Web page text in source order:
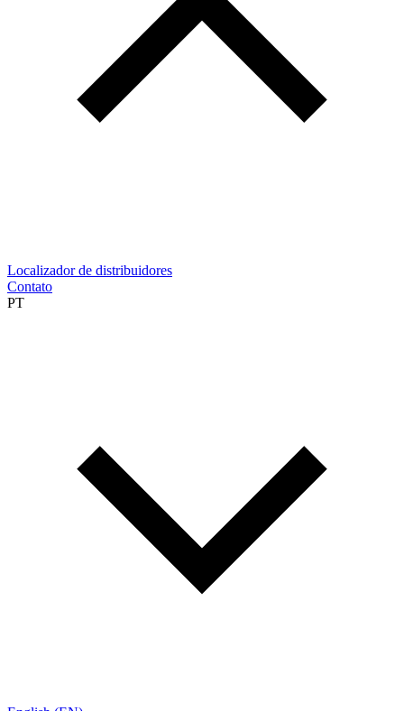
Localizador de distribuidores
Contato
PT